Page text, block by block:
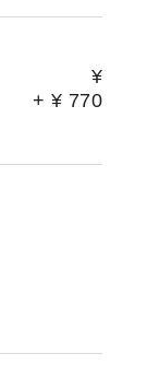
¥
+ ¥ 770